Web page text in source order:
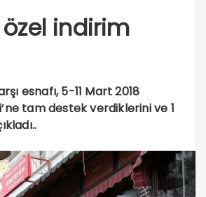
indirim
esnafı, 5-11 Mart 2018
tam destek verdiklerini ve 1